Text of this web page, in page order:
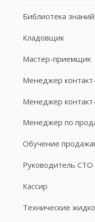
Библиотека знаний
Кладовщик
Мастер-приемщик
Менеджер
Менеджер
Менеджер по
Обучение
Руководитель СТО
Кассир
Технические